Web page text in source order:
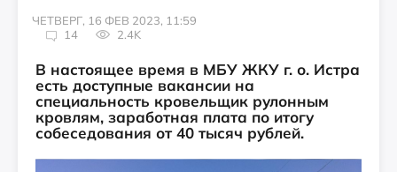
ЧЕТВЕРГ, 16 ФЕВ 2023, 11:59
14
2.4K
В настоящее время в МБУ ЖКУ г. о. Истра
есть доступные вакансии на
специальность кровельщик рулонным
кровлям, заработная плата по итогу
собеседования от 40 тысяч рублей.